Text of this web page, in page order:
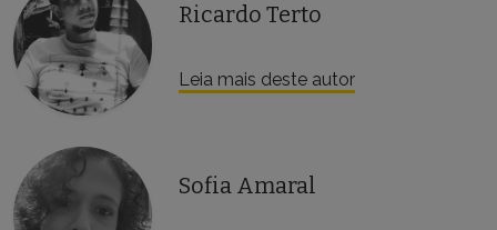
Ricardo Terto
Leia mais deste autor
Sofia Amaral